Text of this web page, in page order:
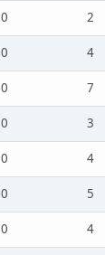
0
2
0
4
0
7
0
3
0
4
0
5
0
4